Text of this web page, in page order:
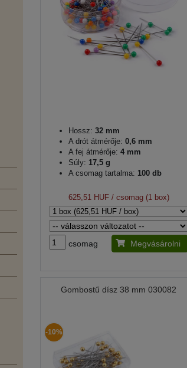
Hossz: 32 mm
A drót átmérője: 0,6 mm
A fej átmérője: 4 mm
Súly: 17,5 g
A csomag tartalma: 100 db
625,51 HUF/ csomag (1 box)
csomag Megvásárolni
Gombostű dísz 38 mm 030082
-10%